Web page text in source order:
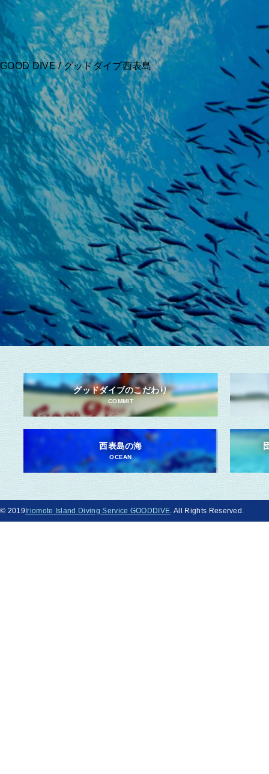
GOOD DIVE / グッドダイブ西表島
グッドダイブのこだわり
COMMIT
西表島の海
OCEAN
© 2019Iriomote Island Diving Service GOODDIVE . All Rights Reserved.